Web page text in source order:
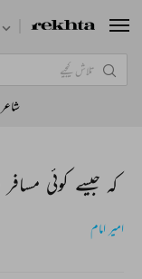
کہ جیسے کوئی
امیر امام
شاعر